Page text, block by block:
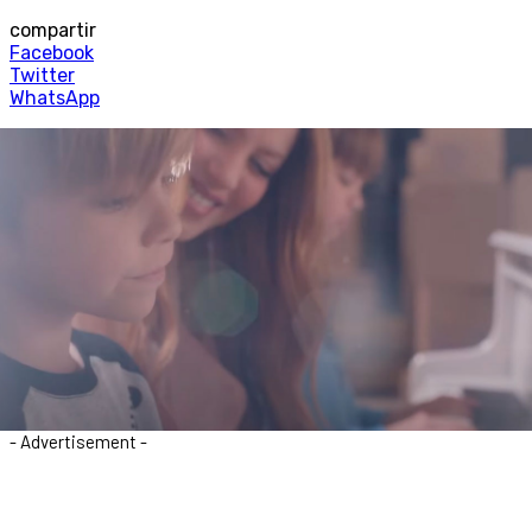
compartir
Facebook
Twitter
WhatsApp
- Advertisement -